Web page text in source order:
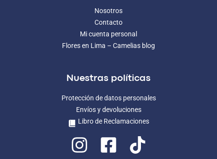
Nosotros
Contacto
Mi cuenta personal
Flores en Lima – Camelias blog
Nuestras políticas
Protección de datos personales
Envíos y devoluciones
Libro de Reclamaciones